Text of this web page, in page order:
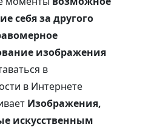
себя за другого
изображения
в
в Интернете
Изображения,
искусственным